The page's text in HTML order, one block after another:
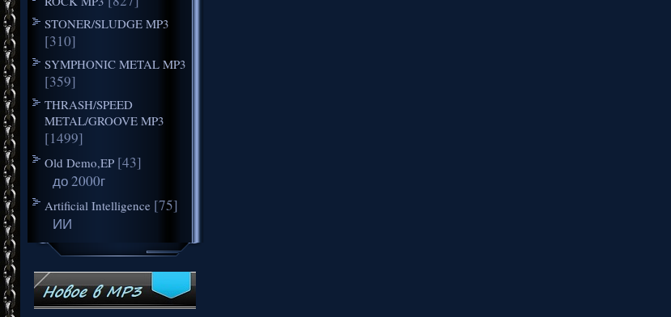
STONER/SLUDGE MP3
[310]
SYMPHONIC METAL MP3
[359]
THRASH/SPEED
METAL/GROOVE MP3
[1499]
Old Demo,EP [43]
до 2000г
Artificial Intelligence [75]
ИИ